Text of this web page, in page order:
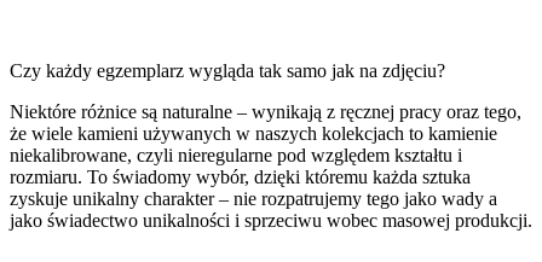
Czy każdy egzemplarz wygląda tak samo jak na zdjęciu?
Niektóre różnice są naturalne – wynikają z ręcznej pracy oraz tego,
że wiele kamieni używanych w naszych kolekcjach to kamienie
niekalibrowane, czyli nieregularne pod względem kształtu i
rozmiaru. To świadomy wybór, dzięki któremu każda sztuka
zyskuje unikalny charakter – nie rozpatrujemy tego jako wady a
jako świadectwo unikalności i sprzeciwu wobec masowej produkcji.